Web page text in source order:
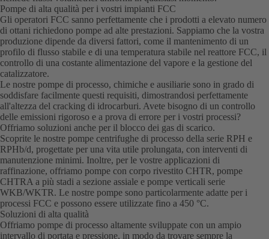
Pompe di alta qualità per i vostri impianti FCC
Gli operatori FCC sanno perfettamente che i prodotti a elevato numero
di ottani richiedono pompe ad alte prestazioni. Sappiamo che la vostra
produzione dipende da diversi fattori, come il mantenimento di un
profilo di flusso stabile e di una temperatura stabile nel reattore FCC, il
controllo di una costante alimentazione del vapore e la gestione del
catalizzatore.
Le nostre pompe di processo, chimiche e ausiliarie sono in grado di
soddisfare facilmente questi requisiti, dimostrandosi perfettamente
all'altezza del cracking di idrocarburi. Avete bisogno di un controllo
delle emissioni rigoroso e a prova di errore per i vostri processi?
Offriamo soluzioni anche per il blocco dei gas di scarico.
Scoprite le nostre pompe centrifughe di processo della serie RPH e
RPHb/d, progettate per una vita utile prolungata, con interventi di
manutenzione minimi. Inoltre, per le vostre applicazioni di
raffinazione, offriamo pompe con corpo rivestito CHTR, pompe
CHTRA a più stadi a sezione assiale e pompe verticali serie
WKB/WKTR. Le nostre pompe sono particolarmente adatte per i
processi FCC e possono essere utilizzate fino a 450 °C.
Soluzioni di alta qualità
Offriamo pompe di processo altamente sviluppate con un ampio
intervallo di portata e pressione, in modo da trovare sempre la